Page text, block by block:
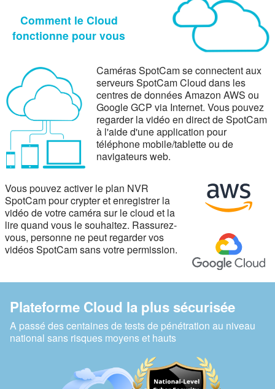
Comment le Cloud
fonctionne pour vous
Caméras SpotCam se connectent aux
serveurs SpotCam Cloud dans les
centres de données Amazon AWS ou
Google GCP via Internet. Vous pouvez
regarder la vidéo en direct de SpotCam
à l'aide d'une application pour
téléphone mobile/tablette ou de
navigateurs web.
Vous pouvez activer le plan NVR
SpotCam pour crypter et enregistrer la
vidéo de votre caméra sur le cloud et la
lire quand vous le souhaitez. Rassurez-
vous, personne ne peut regarder vos
vidéos SpotCam sans votre permission.
Plateforme Cloud la plus sécurisée
A passé des centaines de tests de pénétration au niveau
national sans risques moyens et hauts